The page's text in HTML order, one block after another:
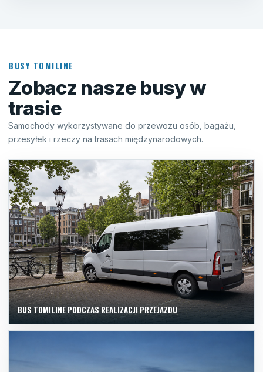
BUSY TOMILINE
Zobacz nasze busy w
trasie
Samochody wykorzystywane do przewozu osób, bagażu,
przesyłek i rzeczy na trasach międzynarodowych.
BUS TOMILINE PODCZAS REALIZACJI PRZEJAZDU